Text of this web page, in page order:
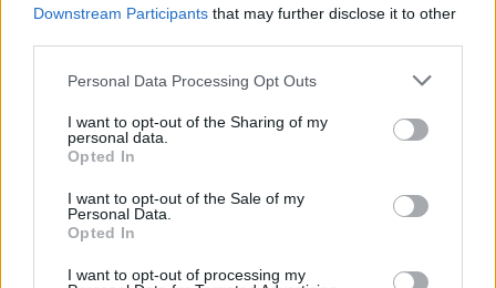
Downstream Participants that may further disclose it to other
Personal Data Processing Opt Outs
I want to opt-out of the Sharing of my
personal data.
Opted In
I want to opt-out of the Sale of my
Personal Data.
Opted In
I want to opt-out of processing my
Σερβία: Συνάντηση της
υπουργού Πολιτισμού Λ.
Μενδώνη με τον πρόεδρο
Αλ. Βούτσιτς
14/05/2026 - 14:57
Νομπελίστας Ειρήνης: Οι
πλιάτσικου» στo Κονγκό